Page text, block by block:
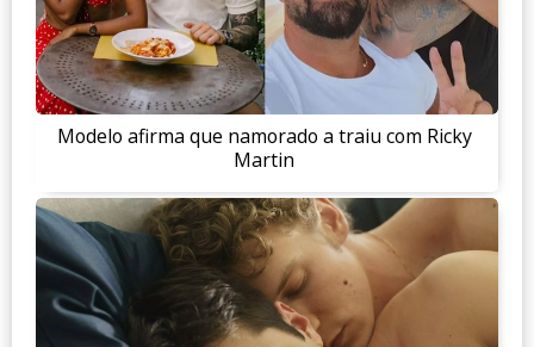
Modelo afirma que namorado a traiu com Ricky
Martin